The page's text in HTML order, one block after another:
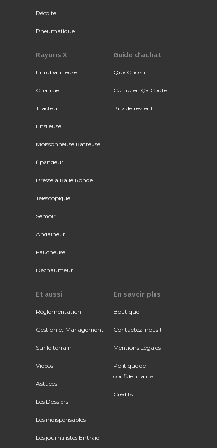
Récolte
Pneumatique
Rayons X
Enrubanneuse
Charrue
Tracteur
Ensileuse
Moissonneuse Batteuse
Épandeur
Presse à Balle Ronde
Télescopique
Semoir
Andaineur
Faucheuse
Déchaumeur
Guide d'achat
Que Choisir
Combien Ça Coûte
Prix de revient
Et aussi
Réglementation
Gestion et Management
Sur le terrain
Vidéos
Astuces
Les Dossiers
Les indispensables
Les journalistes Entraid
En savoir plus
Boutique
Contactez-nous !
Mentions Légales
Politique de
confidentialité
Crédits